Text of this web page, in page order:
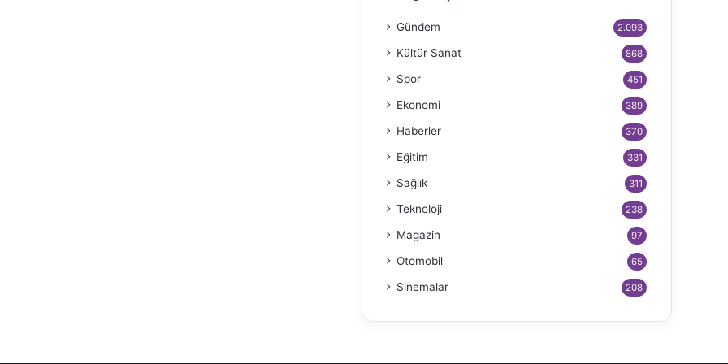
Gündem 2.093
Kültür Sanat 868
Spor 451
Ekonomi 389
Haberler 370
Eğitim 331
Sağlık 311
Teknoloji 238
Magazin 97
Otomobil 65
Sinemalar 208